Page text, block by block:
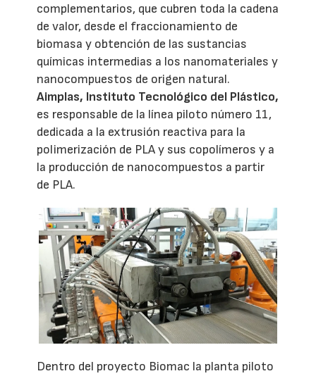
complementarios, que cubren toda la cadena
de valor, desde el fraccionamiento de
biomasa y obtención de las sustancias
químicas intermedias a los nanomateriales y
nanocompuestos de origen natural.
Aimplas, Instituto Tecnológico del Plástico,
es responsable de la línea piloto número 11,
dedicada a la extrusión reactiva para la
polimerización de PLA y sus copolímeros y a
la producción de nanocompuestos a partir
de PLA.
Dentro del proyecto Biomac la planta piloto